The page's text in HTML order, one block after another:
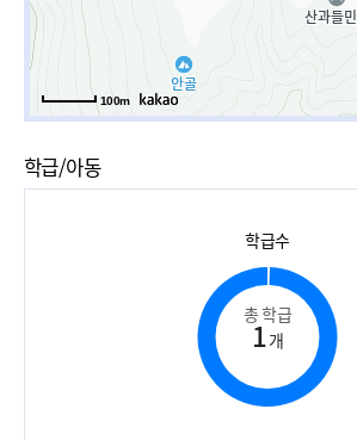
100m
학급/아동
학급수
총 학급
1개